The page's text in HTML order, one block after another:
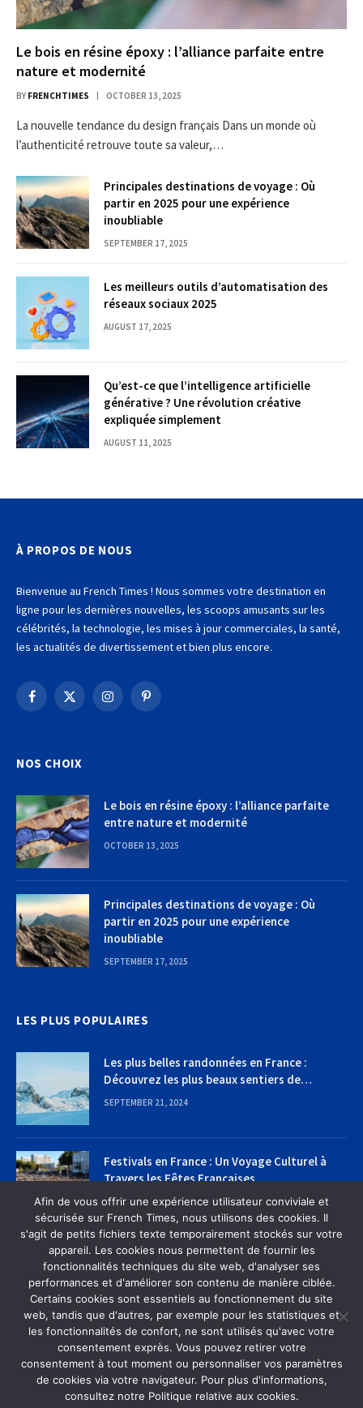
Le bois en résine époxy : l’alliance parfaite entre
nature et modernité
BY FRENCHTIMES OCTOBER 13, 2025
La nouvelle tendance du design français Dans un monde où
l’authenticité retrouve toute sa valeur,…
Principales destinations de voyage : Où
partir en 2025 pour une expérience
inoubliable
SEPTEMBER 17, 2025
Les meilleurs outils d’automatisation des
réseaux sociaux 2025
AUGUST 17, 2025
Qu’est-ce que l’intelligence artificielle
générative ? Une révolution créative
expliquée simplement
AUGUST 11, 2025
À PROPOS DE NOUS
Bienvenue au French Times ! Nous sommes votre destination en
ligne pour les dernières nouvelles, les scoops amusants sur les
célébrités, la technologie, les mises à jour commerciales, la santé,
les actualités de divertissement et bien plus encore.
Facebook
X
InstagramPinterest
NOS CHOIX
Le bois en résine époxy : l’alliance parfaite
entre nature et modernité
OCTOBER 13, 2025
Principales destinations de voyage : Où
partir en 2025 pour une expérience
inoubliable
SEPTEMBER 17, 2025
LES PLUS POPULAIRES
Les plus belles randonnées en France :
Découvrez les plus beaux sentiers de
randonnée
SEPTEMBER 21, 2024
Festivals en France : Un Voyage Culturel à
Travers les Fêtes Françaises
SEPTEMBER 22, 2024
MAISON À PROPOS DE NOUS
CONTACTEZ-NOUS
POLITIQUE DE CONFIDENTIALITÉ
© 2026 French Times Designed by French Times | All Rights
Reserved
Afin de vous offrir une expérience utilisateur conviviale et
sécurisée sur French Times, nous utilisons des cookies. Il
s'agit de petits fichiers texte temporairement stockés sur votre
appareil. Les cookies nous permettent de fournir les
fonctionnalités techniques du site web, d'analyser ses
performances et d'améliorer son contenu de manière ciblée.
Certains cookies sont essentiels au fonctionnement du site
web, tandis que d'autres, par exemple pour les statistiques et
les fonctionnalités de confort, ne sont utilisés qu'avec votre
consentement exprès. Vous pouvez retirer votre
consentement à tout moment ou personnaliser vos paramètres
de cookies via votre navigateur. Pour plus d'informations,
consultez notre Politique relative aux cookies.